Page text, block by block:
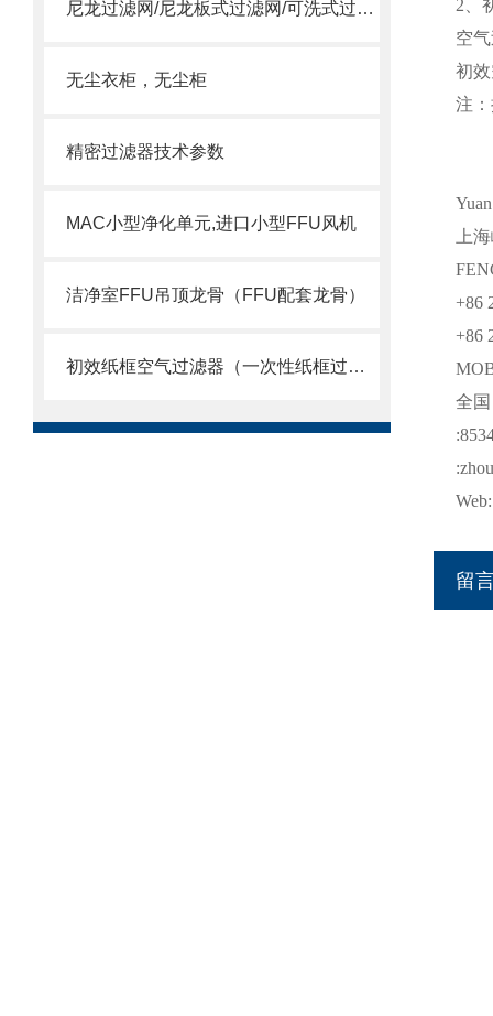
尼龙过滤网/尼龙板式过滤网/可洗式过滤网
无尘衣柜，无尘柜
精密过滤器技术参数
MAC小型净化单元,进口小型FFU风机
洁净室FFU吊顶龙骨（FFU配套龙骨）
初效纸框空气过滤器（一次性纸框过滤网）
2、
空
初
注
上
+86
+86
全
留